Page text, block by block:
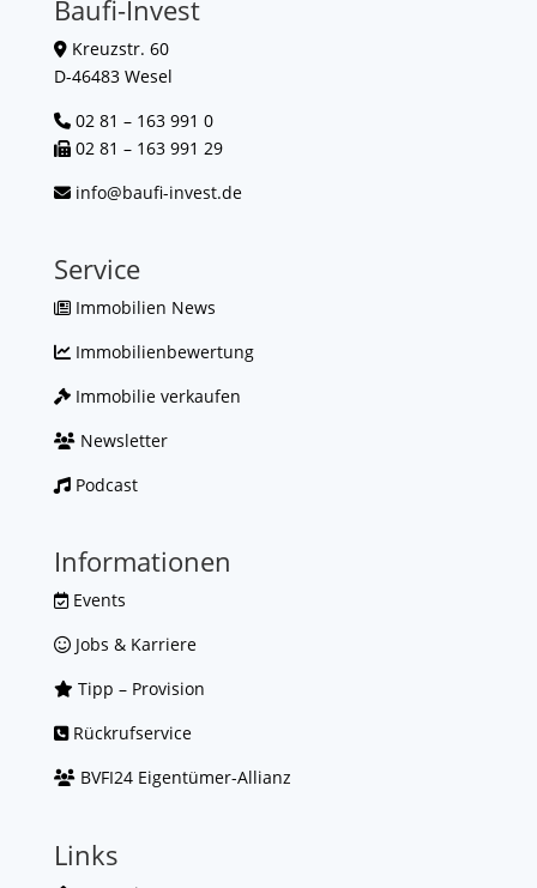
Baufi-Invest
Kreuzstr. 60
D-46483 Wesel
02 81 – 163 991 0
02 81 – 163 991 29
info@baufi-invest.de
Service
Immobilien News
Immobilienbewertung
Immobilie verkaufen
Newsletter
Podcast
Informationen
Events
Jobs & Karriere
Tipp – Provision
Rückrufservice
BVFI24 Eigentümer-Allianz
Links